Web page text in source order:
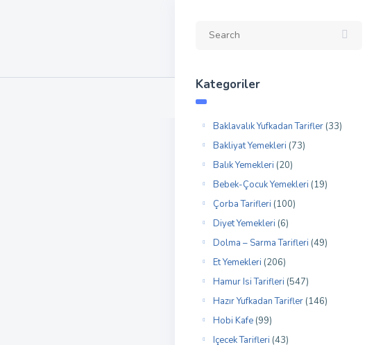
Kategoriler
Baklavalık Yufkadan Tarifler (33)
Bakliyat Yemekleri (73)
Balık Yemekleri (20)
Bebek-Çocuk Yemekleri (19)
Çorba Tarifleri (100)
Diyet Yemekleri (6)
Dolma – Sarma Tarifleri (49)
Et Yemekleri (206)
Hamur Isi Tarifleri (547)
Hazır Yufkadan Tarifler (146)
Hobi Kafe (99)
Içecek Tarifleri (43)